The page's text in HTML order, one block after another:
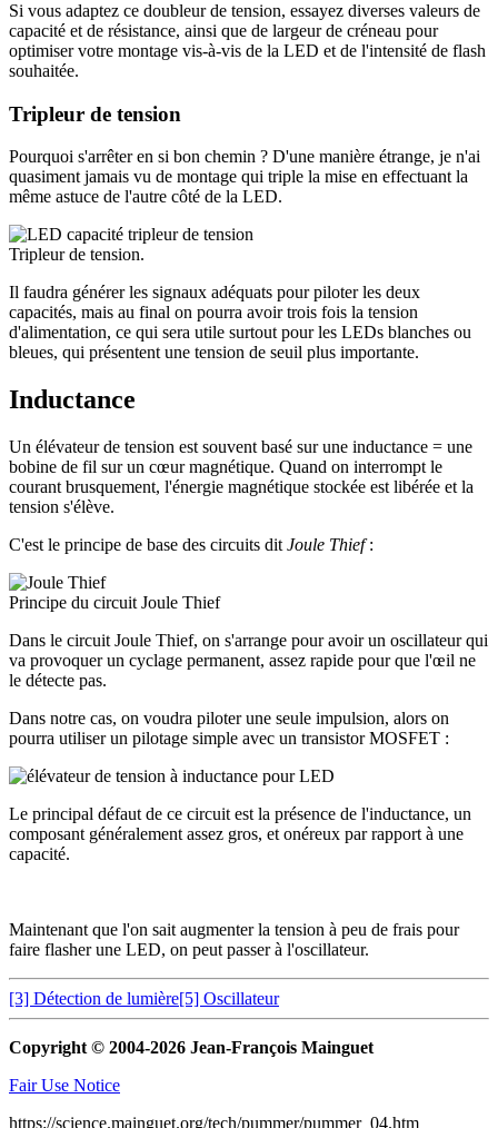
Si vous adaptez ce doubleur de tension, essayez diverses valeurs de
capacité et de résistance, ainsi que de largeur de créneau pour
optimiser votre montage vis-à-vis de la LED et de l'intensité de flash
souhaitée.
Tripleur de tension
Pourquoi s'arrêter en si bon chemin ? D'une manière étrange, je n'ai
quasiment jamais vu de montage qui triple la mise en effectuant la
même astuce de l'autre côté de la LED.
Tripleur de tension.
Il faudra générer les signaux adéquats pour piloter les deux
capacités, mais au final on pourra avoir trois fois la tension
d'alimentation, ce qui sera utile surtout pour les LEDs blanches ou
bleues, qui présentent une tension de seuil plus importante.
Inductance
Un élévateur de tension est souvent basé sur une inductance = une
bobine de fil sur un cœur magnétique. Quand on interrompt le
courant brusquement, l'énergie magnétique stockée est libérée et la
tension s'élève.
C'est le principe de base des circuits dit Joule Thief:
Principe du circuit Joule Thief
Dans le circuit Joule Thief, on s'arrange pour avoir un oscillateur qui
va provoquer un cyclage permanent, assez rapide pour que l'œil ne
le détecte pas.
Dans notre cas, on voudra piloter une seule impulsion, alors on
pourra utiliser un pilotage simple avec un transistor MOSFET :
Le principal défaut de ce circuit est la présence de l'inductance, un
composant généralement assez gros, et onéreux par rapport à une
capacité.
Maintenant que l'on sait augmenter la tension à peu de frais pour
faire flasher une LED, on peut passer à l'oscillateur.
[3] Détection de lumière[5] Oscillateur
Copyright © 2004-2026 Jean-François Mainguet
Fair Use Notice
https://science.mainguet.org/tech/pummer/pummer_04.htm